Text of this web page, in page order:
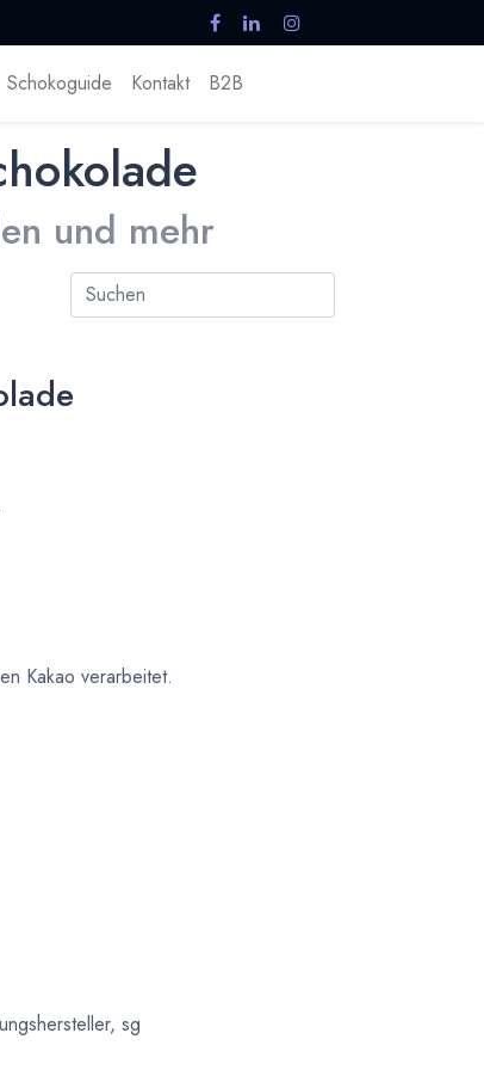
Schokoguide Kontakt B2B
und mehr
Kakao verarbeitet.
sg